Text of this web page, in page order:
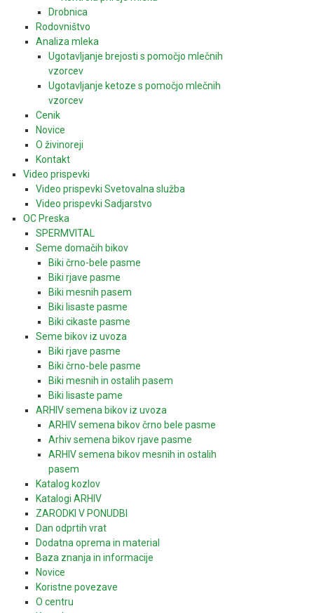
Drobnica
Rodovništvo
Analiza mleka
Ugotavljanje brejosti s pomočjo mlečnih
vzorcev
Ugotavljanje ketoze s pomočjo mlečnih
vzorcev
Cenik
Novice
O živinoreji
Kontakt
Video prispevki
Video prispevki Svetovalna služba
Video prispevki Sadjarstvo
OC Preska
SPERMVITAL
Seme domačih bikov
Biki črno-bele pasme
Biki rjave pasme
Biki mesnih pasem
Biki lisaste pasme
Biki cikaste pasme
Seme bikov iz uvoza
Biki rjave pasme
Biki črno-bele pasme
Biki mesnih in ostalih pasem
Biki lisaste pame
ARHIV semena bikov iz uvoza
ARHIV semena bikov črno bele pasme
Arhiv semena bikov rjave pasme
ARHIV semena bikov mesnih in ostalih
pasem
Katalog kozlov
Katalogi ARHIV
ZARODKI V PONUDBI
Dan odprtih vrat
Dodatna oprema in material
Baza znanja in informacije
Novice
Koristne povezave
O centru